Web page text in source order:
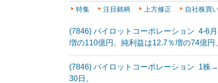
特集 注目銘柄 上方修正 自社株買
(7846) パイロットコーポレーション 4-6
増の110億円、純利益は12.7％増の74億円
(7846) パイロットコーポレーション 1株
30日。